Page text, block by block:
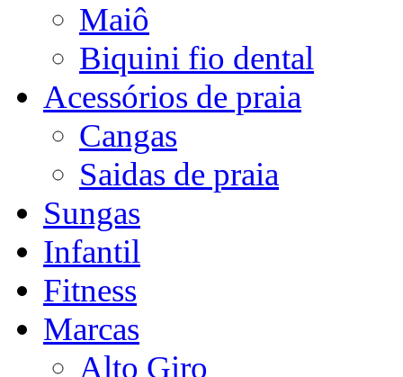
Maiô
Biquini fio dental
Acessórios de praia
Cangas
Saidas de praia
Sungas
Infantil
Fitness
Marcas
Alto Giro